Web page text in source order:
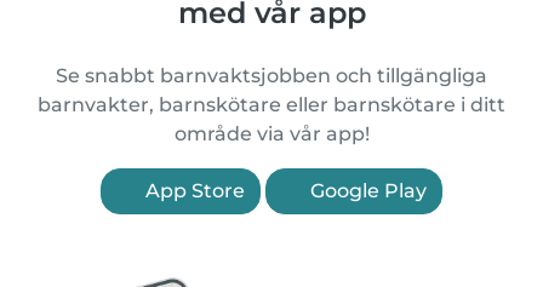
med vår app
Se snabbt barnvaktsjobben och tillgängliga
barnvakter, barnskötare eller barnskötare i ditt
område via vår app!
App Store Google Play